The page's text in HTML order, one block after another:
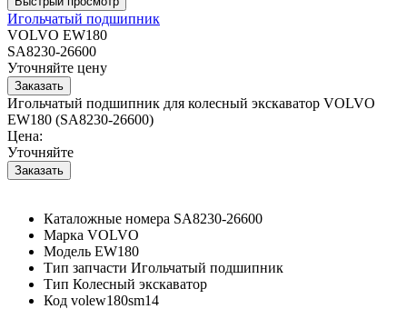
Игольчатый подшипник
VOLVO EW180
SA8230-26600
Уточняйте цену
Игольчатый подшипник для колесный экскаватор VOLVO
EW180 (SA8230-26600)
Цена:
Уточняйте
Каталожные номера SA8230-26600
Марка VOLVO
Модель EW180
Тип запчасти Игольчатый подшипник
Тип Колесный экскаватор
Код volew180sm14